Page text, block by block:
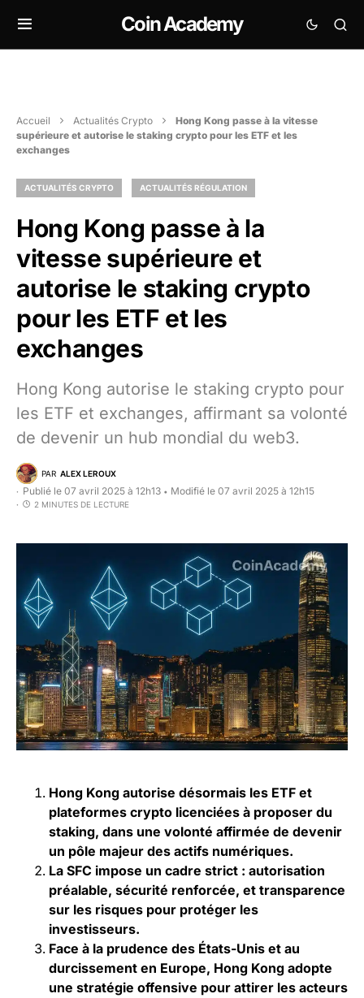
Coin Academy
Accueil Actualités Crypto
Hong Kong passe à la vitesse
supérieure et autorise le staking crypto pour les ETF et les
exchanges
ACTUALITÉS CRYPTO ACTUALITÉS RÉGULATION
Hong Kong passe à la
vitesse supérieure et
autorise le staking crypto
pour les ETF et les
exchanges
Hong Kong autorise le staking crypto pour
les ETF et exchanges, affirmant sa volonté
de devenir un hub mondial du web3.
PAR ALEX LEROUX
Publié le 07 avril 2025 à 12h13 • Modifié le 07 avril 2025 à 12h15
2 MINUTES DE LECTURE
Hong Kong autorise désormais les ETF et
plateformes crypto licenciées à proposer du
staking, dans une volonté affirmée de devenir
un pôle majeur des actifs numériques.
La SFC impose un cadre strict : autorisation
préalable, sécurité renforcée, et transparence
sur les risques pour protéger les
investisseurs.
Face à la prudence des États-Unis et au
durcissement en Europe, Hong Kong adopte
une stratégie offensive pour attirer les acteurs